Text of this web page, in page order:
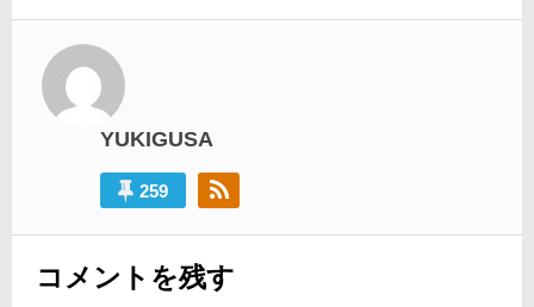
ゲ
ー
シ
ョ
YUKIGUSA
259
コメントを残す